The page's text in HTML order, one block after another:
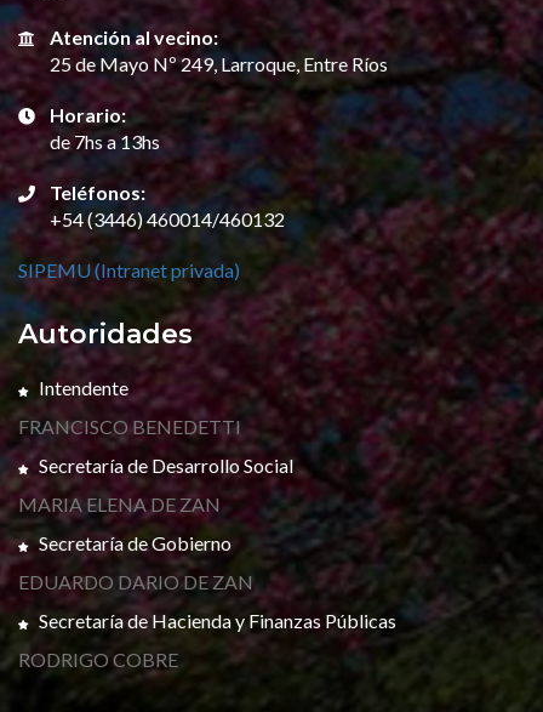
Atención al vecino:
25 de Mayo Nº 249, Larroque, Entre Ríos
Horario:
de 7hs a 13hs
Teléfonos:
+54 (3446) 460014/460132
SIPEMU (Intranet privada)
Autoridades
Intendente
FRANCISCO BENEDETTI
Secretaría de Desarrollo Social
MARIA ELENA DE ZAN
Secretaría de Gobierno
EDUARDO DARIO DE ZAN
Secretaría de Hacienda y Finanzas Públicas
RODRIGO COBRE